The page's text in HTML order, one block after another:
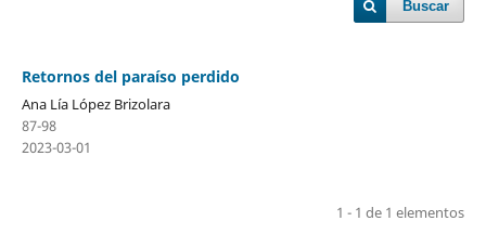
Buscar
Retornos del paraíso perdido
Ana Lía López Brizolara
87-98
2023-03-01
1 - 1 de 1 elementos